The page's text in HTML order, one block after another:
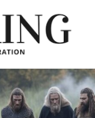
Warisan